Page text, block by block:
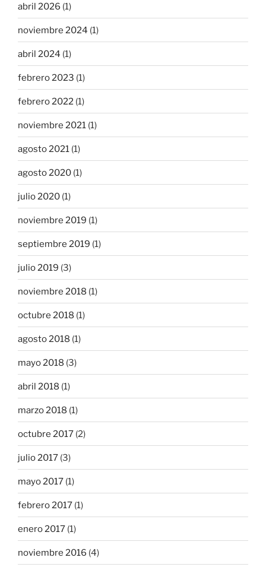
abril 2026 (1)
noviembre 2024 (1)
abril 2024 (1)
febrero 2023 (1)
febrero 2022 (1)
noviembre 2021 (1)
agosto 2021 (1)
agosto 2020 (1)
julio 2020 (1)
noviembre 2019 (1)
septiembre 2019 (1)
julio 2019 (3)
noviembre 2018 (1)
octubre 2018 (1)
agosto 2018 (1)
mayo 2018 (3)
abril 2018 (1)
marzo 2018 (1)
octubre 2017 (2)
julio 2017 (3)
mayo 2017 (1)
febrero 2017 (1)
enero 2017 (1)
noviembre 2016 (4)